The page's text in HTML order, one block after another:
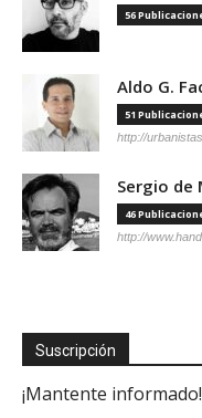
56
Aldo G.
51
http://
Sergio de
46
http://
Suscripción